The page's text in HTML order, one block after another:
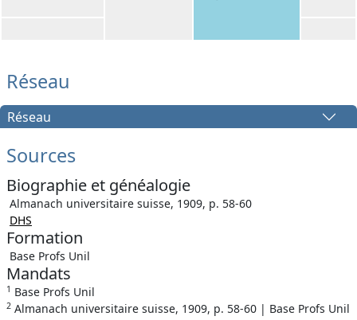
Réseau
Réseau
Sources
Biographie et généalogie
Almanach universitaire suisse, 1909, p. 58-60
DHS
Formation
Base Profs Unil
Mandats
1 Base Profs Unil
2 Almanach universitaire suisse, 1909, p. 58-60 | Base Profs Unil